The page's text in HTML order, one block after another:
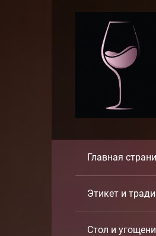
Главная
Этикет и
Стол и